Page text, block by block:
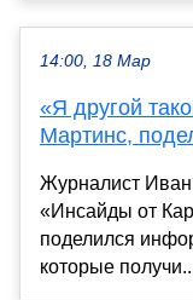
14:00, 18 Мар
«Я другой
Мартинс,
Журналист Иван
«Инсайды от
поделился
которые